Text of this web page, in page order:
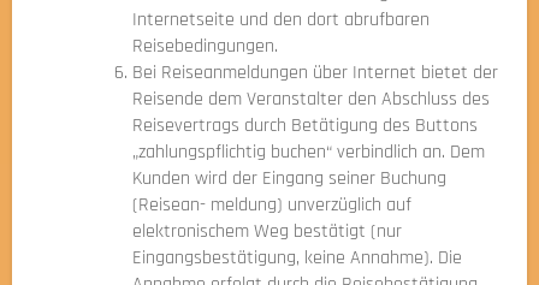
Internetseite und den dort abrufbaren
Reisebedingungen.
Bei Reiseanmeldungen über Internet bietet der
Reisende dem Veranstalter den Abschluss des
Reisevertrags durch Betätigung des Buttons
„zahlungspflichtig buchen“ verbindlich an. Dem
Kunden wird der Eingang seiner Buchung
(Reisean- meldung) unverzüglich auf
elektronischem Weg bestätigt (nur
Eingangsbestätigung, keine Annahme). Die